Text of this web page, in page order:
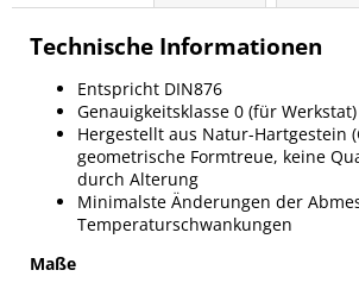
Technische Informationen
Entspricht DIN876
Genauigkeitsklasse 0 (für Werkstat)
Hergestellt aus Natur-Hartgestein
geometrische Formtreue, keine
durch Alterung
Minimalste Änderungen der
Temperaturschwankungen
Maße